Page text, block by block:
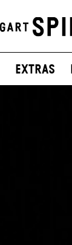
Extras